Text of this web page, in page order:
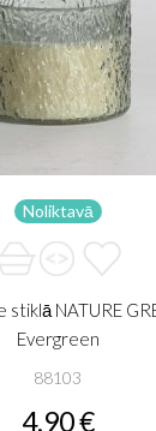
Noliktavā
NATURE
Evergreen
88103
4,90 €